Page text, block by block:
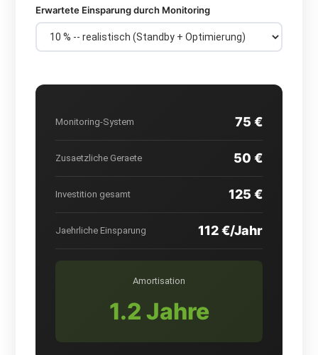
Erwartete Einsparung durch Monitoring
Monitoring-System 75 €
Zusaetzliche Geraete 50 €
Investition gesamt 125 €
Jaehrliche Einsparung 112 €/Jahr
Amortisation
1.2 Jahre